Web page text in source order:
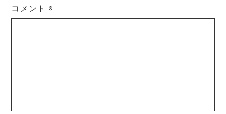
コメント※